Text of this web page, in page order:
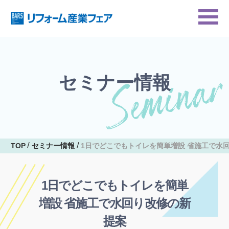
セミナー情報
TOP セミナー情報 1日でどこでもトイレを簡単増設 省施工で水
1日でどこでもトイレを簡単
増設 省施工で水回り改修の新
提案